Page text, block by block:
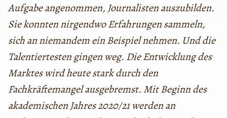
Aufgabe angenommen, Journalisten auszubilden.
Sie konnten nirgendwo Erfahrungen sammeln,
sich an niemandem ein Beispiel nehmen. Und die
Talentiertesten gingen weg. Die Entwicklung des
Marktes wird heute stark durch den
Fachkräftemangel ausgebremst. Mit Beginn des
akademischen Jahres 2020/21 werden an